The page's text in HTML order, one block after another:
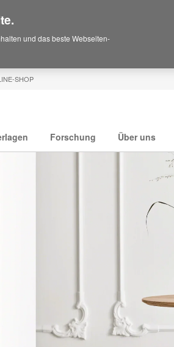
SHOP
Forschung Über uns
und das beste Webseiten-